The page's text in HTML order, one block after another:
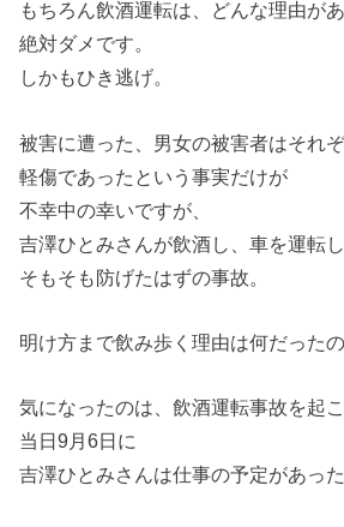
もちろん飲酒運転は、どんな理由が
絶対ダメです。
しかもひき逃げ。
被害に遭った、男女の被害者はそれ
軽傷であったという事実だけが
不幸中の幸いですが、
吉澤ひとみさんが飲酒し、車を運転
そもそも防げたはずの事故。
明け方まで飲み歩く理由は何だったの
気になったのは、飲酒運転事故を起
当日9月6日に
吉澤ひとみさんは仕事の予定があった